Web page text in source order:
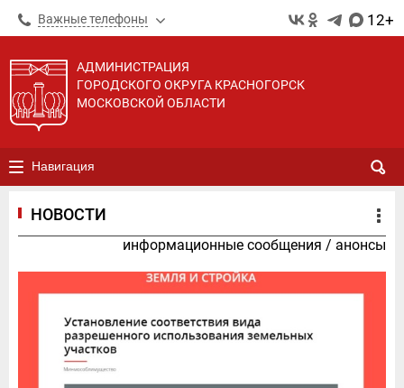
Важные телефоны 12+
АДМИНИСТРАЦИЯ
ГОРОДСКОГО ОКРУГА КРАСНОГОРСК
МОСКОВСКОЙ ОБЛАСТИ
Навигация
НОВОСТИ
информационные сообщения / анонсы